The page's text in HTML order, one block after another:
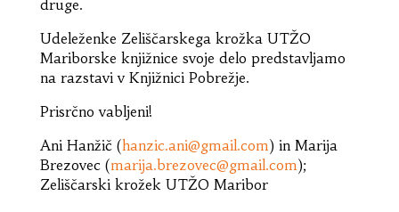
druge.
Udeleženke Zeliščarskega krožka UTŽO
Mariborske knjižnice svoje delo predstavljamo
na razstavi v Knjižnici Pobrežje.
Prisrčno vabljeni!
Ani Hanžič (hanzic.ani@gmail.com) in Marija
Brezovec (marija.brezovec@gmail.com);
Zeliščarski krožek UTŽO Maribor